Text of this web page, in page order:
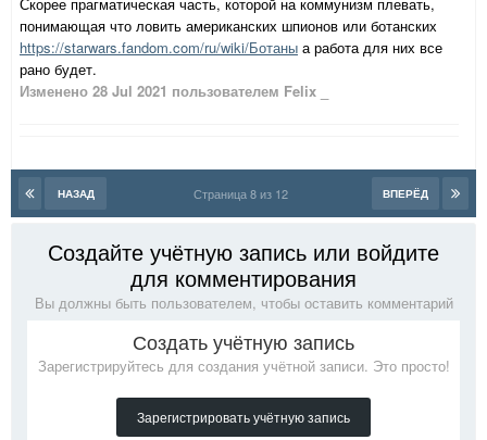
Скорее прагматическая часть, которой на коммунизм плевать,
понимающая что ловить американских шпионов или ботанских
https://starwars.fandom.com/ru/wiki/Ботаны а работа для них все
рано будет.
Изменено 28 Jul 2021 пользователем Felix _
НАЗАД ВПЕРЁД
Страница 8 из 12
Создайте учётную запись или войдите
для комментирования
Вы должны быть пользователем, чтобы оставить комментарий
Создать учётную запись
Зарегистрируйтесь для создания учётной записи. Это просто!
Зарегистрировать учётную запись